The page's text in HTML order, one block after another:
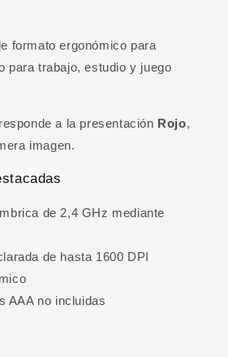
formato ergonómico para
para trabajo, estudio y juego
a la presentación Rojo,
imagen.
de 2,4 GHz mediante
de hasta 1600 DPI
AAA no incluidas
DE DESCUENTO
y obtén 10% de
en tu primera
para obtener 10% de
primera compra, además de
y novedades.